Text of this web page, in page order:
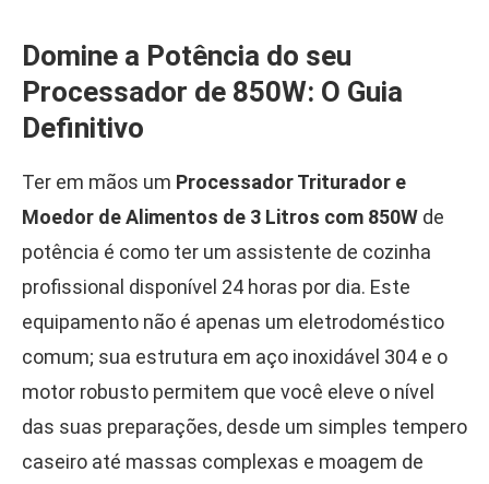
Domine a Potência do seu
Processador de 850W: O Guia
Definitivo
Ter em mãos um Processador Triturador e
Moedor de Alimentos de 3 Litros com 850W de
potência é como ter um assistente de cozinha
profissional disponível 24 horas por dia. Este
equipamento não é apenas um eletrodoméstico
comum; sua estrutura em aço inoxidável 304 e o
motor robusto permitem que você eleve o nível
das suas preparações, desde um simples tempero
caseiro até massas complexas e moagem de